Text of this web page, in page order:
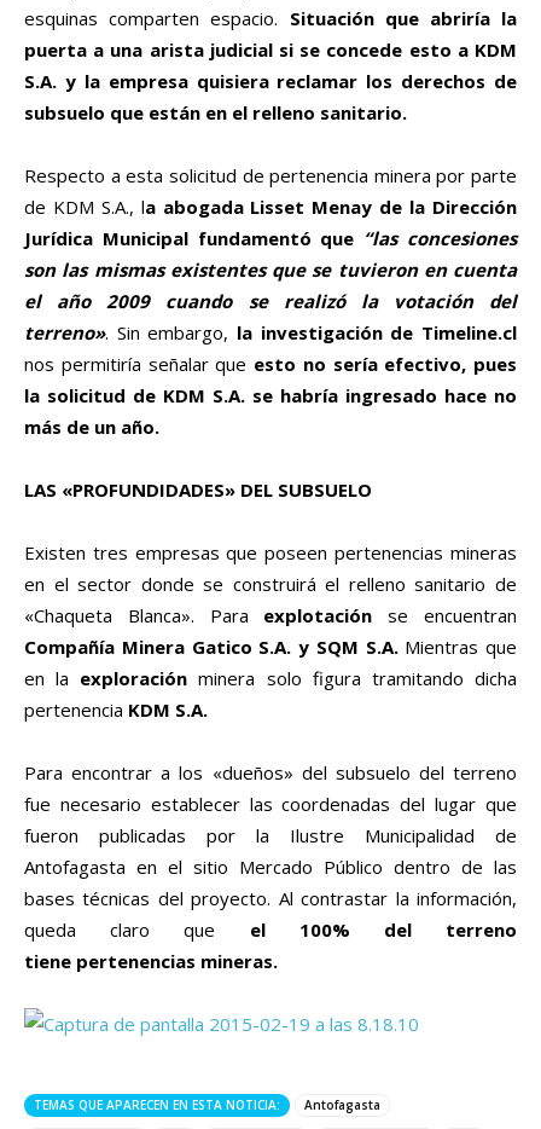
esquinas comparten espacio. Situación que abriría la
puerta a una arista judicial si se concede esto a KDM
S.A. y la empresa quisiera reclamar los derechos de
subsuelo que están en el relleno sanitario.
Respecto a esta solicitud de pertenencia minera por parte
de KDM S.A., la abogada Lisset Menay de la Dirección
Jurídica Municipal fundamentó que “las concesiones
son las mismas existentes que se tuvieron en cuenta
el año 2009 cuando se realizó la votación del
terreno». Sin embargo, la investigación de Timeline.cl
nos permitiría señalar que esto no sería efectivo, pues
la solicitud de KDM S.A. se habría ingresado hace no
más de un año.
LAS «PROFUNDIDADES» DEL SUBSUELO
Existen tres empresas que poseen pertenencias mineras
en el sector donde se construirá el relleno sanitario de
«Chaqueta Blanca». Para explotación se encuentran
Compañía Minera Gatico S.A. y SQM S.A.Mientras que
en la exploración minera solo figura tramitando dicha
pertenencia KDM S.A.
Para encontrar a los «dueños» del subsuelo del terreno
fue necesario establecer las coordenadas del lugar que
fueron publicadas por la Ilustre Municipalidad de
Antofagasta en el sitio Mercado Público dentro de las
bases técnicas del proyecto. Al contrastar la información,
queda claro que el 100% del terreno
tiene pertenencias mineras.
TEMAS QUE APARECEN EN ESTA NOTICIA: Antofagasta